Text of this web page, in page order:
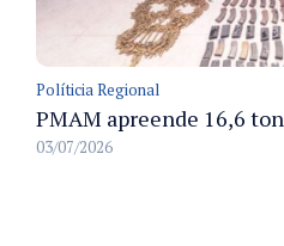
Políticia Regional
03/07/2026